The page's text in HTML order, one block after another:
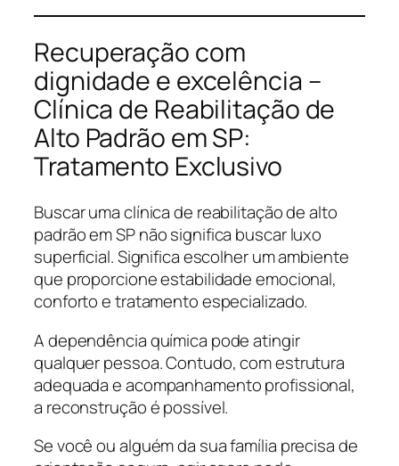
Recuperação com
dignidade e excelência –
Clínica de Reabilitação de
Alto Padrão em SP:
Tratamento Exclusivo
Buscar uma clínica de reabilitação de alto
padrão em SP não significa buscar luxo
superficial. Significa escolher um ambiente
que proporcione estabilidade emocional,
conforto e tratamento especializado.
A dependência química pode atingir
qualquer pessoa. Contudo, com estrutura
adequada e acompanhamento profissional,
a reconstrução é possível.
Se você ou alguém da sua família precisa de